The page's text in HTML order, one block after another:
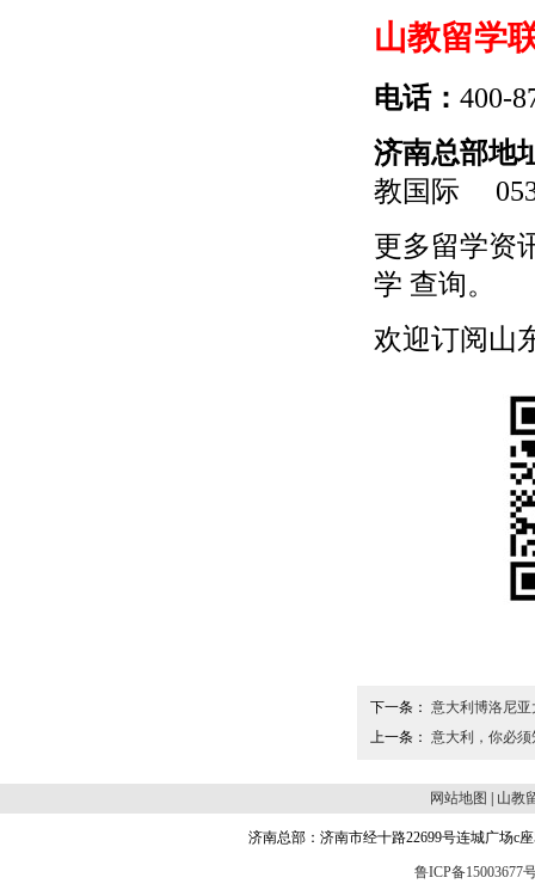
山教留学
电话： 400-
济南总部地
教国际
更多留学资
学 查询。
欢迎订阅山
下一条： 意大利博洛尼亚
上一条： 意大利，你必须
网站地图 山教
济南总部：济南市经十路22699号连城广场c
鲁ICP备15003677